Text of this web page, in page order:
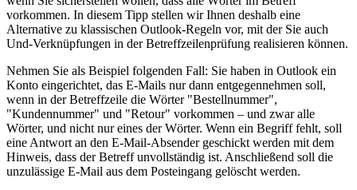
vorkommen. In diesem Tipp stellen wir Ihnen deshalb eine
Alternative zu klassischen Outlook-Regeln vor, mit der Sie auch
Und-Verknüpfungen in der Betreffzeilenprüfung realisieren können.
Nehmen Sie als Beispiel folgenden Fall: Sie haben in Outlook ein
Konto eingerichtet, das E-Mails nur dann entgegennehmen soll,
wenn in der Betreffzeile die Wörter "Bestellnummer",
"Kundennummer" und "Retour" vorkommen – und zwar alle
Wörter, und nicht nur eines der Wörter. Wenn ein Begriff fehlt, soll
eine Antwort an den E-Mail-Absender geschickt werden mit dem
Hinweis, dass der Betreff unvollständig ist. Anschließend soll die
unzulässige E-Mail aus dem Posteingang gelöscht werden.